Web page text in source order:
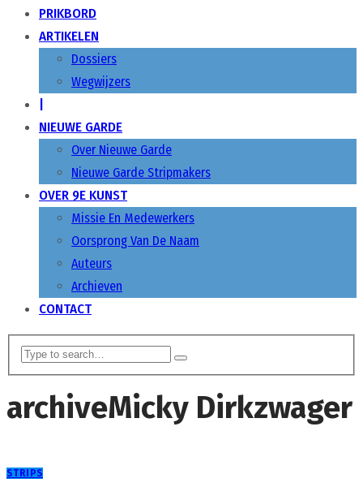
PRIKBORD
ARTIKELEN
Dossiers
Wegwijzers
NIEUWE GARDE
Over Nieuwe Garde
Nieuwe Garde Stripmakers
OVER 9E KUNST
Missie En Medewerkers
Oorsprong Van De Naam
Auteurs
Archieven
CONTACT
archiveMicky Dirkzwager
STRIPS